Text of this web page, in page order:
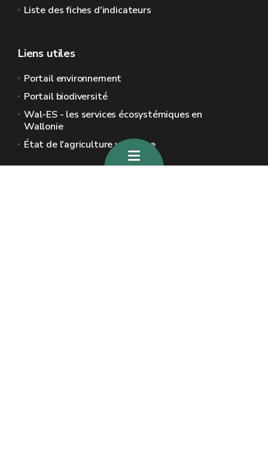
Liste des fiches d'indicateurs
Liens utiles
Portail environnement
Portail biodiversité
Wal-ES - les services écosystémiques en
Wallonie
État de l'agriculture wallonne